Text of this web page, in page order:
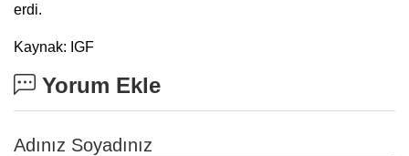
erdi.
Kaynak: IGF
Yorum Ekle
Adınız Soyadınız